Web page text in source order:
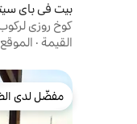
بيت في باي
كوخ روزي
القيمة · الموقع
مفضّل لدى
مفضّل لدى